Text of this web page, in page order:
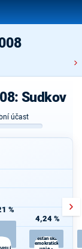
Sudkov
účast
%
4,24 %
Křesťanská a
demokratická
Volte Pravý Blok-